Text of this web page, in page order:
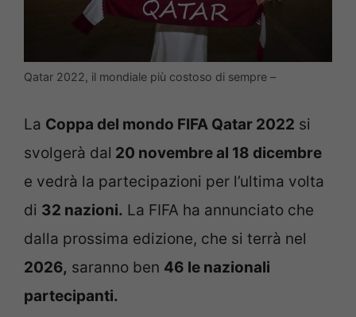
Qatar 2022, il mondiale più costoso di sempre –
La Coppa del mondo FIFA Qatar 2022 si
svolgerà dal 20 novembre al 18 dicembre
e vedrà la partecipazioni per l’ultima volta
di 32 nazioni. La FIFA ha annunciato che
dalla prossima edizione, che si terrà nel
2026, saranno ben 46 le nazionali
partecipanti.